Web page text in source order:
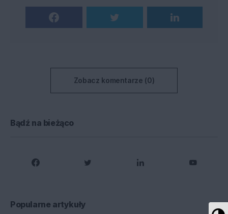
Zobacz komentarze (0)
Bądź na bieżąco
Popularne artykuły